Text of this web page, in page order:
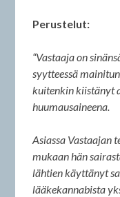
Perustelut:
“Vastaaja on
syytteessä
kuitenkin kiistänyt
huumausaineena.
Asiassa Vastaajan
mukaan hän
lähtien käyttänyt
lääkekannabista